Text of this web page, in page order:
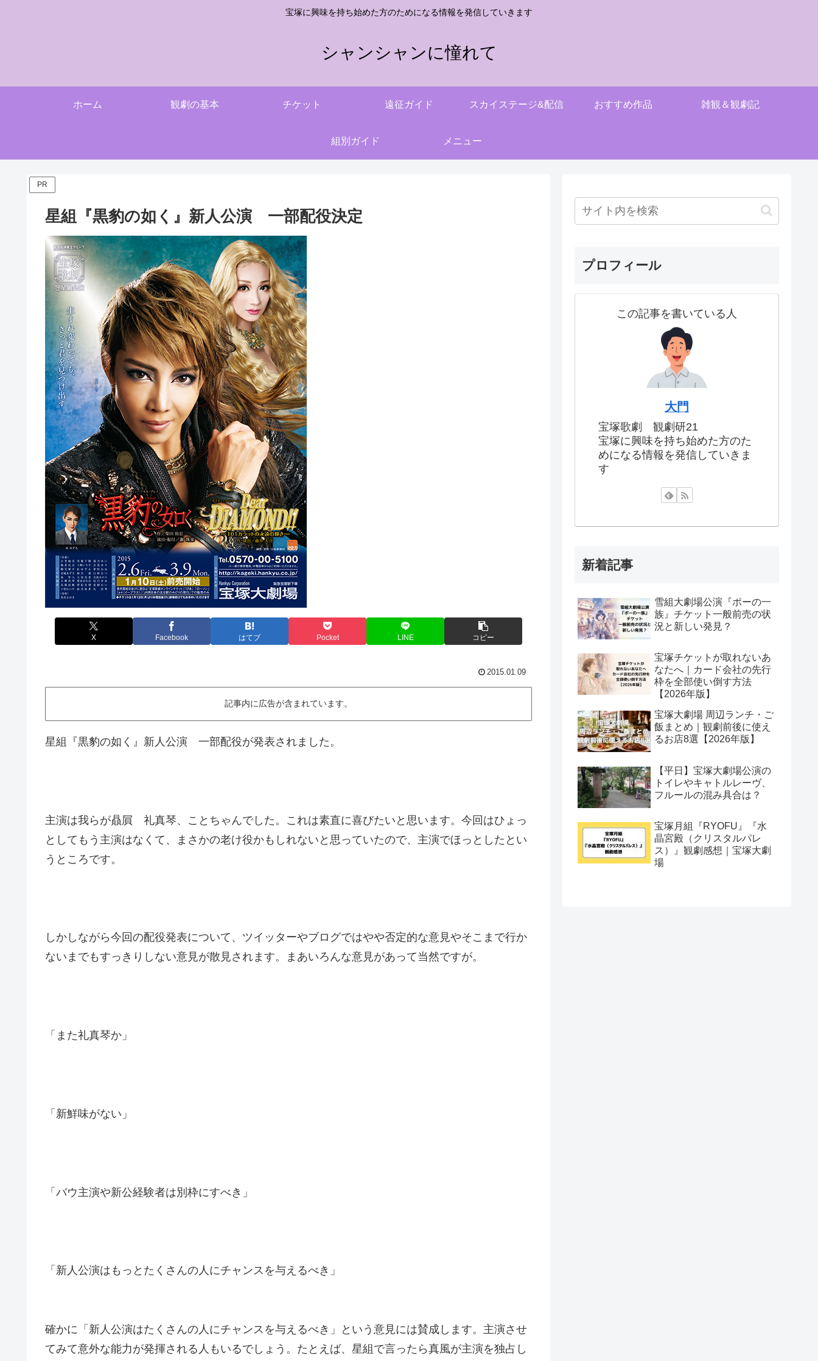
宝塚に興味を持ち始めた方のためになる情報を発信していきます
シャンシャンに憧れて
ホーム 観劇の基本 チケット 遠征ガイド スカイステージ&配信 おすすめ作品 雑観＆観劇記
組別ガイド メニュー
PR
星組『黒豹の如く』新人公演 一部配役決定
X Facebook はてブ Pocket LINE コピー
2015.01.09
記事内に広告が含まれています。
星組『黒豹の如く』新人公演 一部配役が発表されました。
主演は我らが贔屓 礼真琴、ことちゃんでした。これは素直に喜びたいと思います。今回はひょっ
としてもう主演はなくて、まさかの老け役かもしれないと思っていたので、主演でほっとしたとい
うところです。
しかしながら今回の配役発表について、ツイッターやブログではやや否定的な意見やそこまで行か
ないまでもすっきりしない意見が散見されます。まあいろんな意見があって当然ですが。
「また礼真琴か」
「新鮮味がない」
「バウ主演や新公経験者は別枠にすべき」
「新人公演はもっとたくさんの人にチャンスを与えるべき」
確かに「新人公演はたくさんの人にチャンスを与えるべき」という意見には賛成します。主演させ
てみて意外な能力が発揮される人もいるでしょう。たとえば、星組で言ったら真風が主演を独占し
プロフィール
この記事を書いている人
大門
宝塚歌劇 観劇研21
宝塚に興味を持ち始めた方のた
めになる情報を発信していきま
す
新着記事
雪組大劇場公演『ポーの一
族』チケット一般前売の状
況と新しい発見？
宝塚チケットが取れないあ
なたへ｜カード会社の先行
枠を全部使い倒す方法
【2026年版】
宝塚大劇場 周辺ランチ・ご
飯まとめ｜観劇前後に使え
るお店8選【2026年版】
【平日】宝塚大劇場公演の
トイレやキャトルレーヴ、
フルールの混み具合は？
宝塚月組『RYOFU』『水
晶宮殿（クリスタルパレ
ス）』観劇感想｜宝塚大劇
場